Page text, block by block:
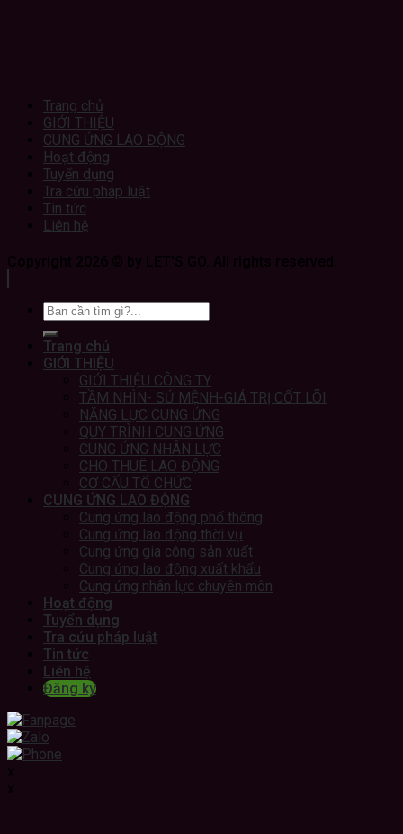
Trang chủ
GIỚI THIỆU
CUNG ỨNG LAO ĐỘNG
Hoạt động
Tuyển dụng
Tra cứu pháp luật
Tin tức
Liên hệ
Trang chủ
GIỚI THIỆU
GIỚI THIỆU CÔNG TY
TẦM NHÌN- SỨ MỆNH-GIÁ TRỊ CỐT LÕI
NĂNG LỰC CUNG ỨNG
QUY TRÌNH CUNG ỨNG
CUNG ỨNG NHÂN LỰC
CHO THUÊ LAO ĐỘNG
CƠ CẤU TỔ CHỨC
CUNG ỨNG LAO ĐỘNG
Cung ứng lao động phổ thông
Cung ứng lao động thời vụ
Cung ứng gia công sản xuất
Cung ứng lao động xuất khẩu
Cung ứng nhân lực chuyên môn
Hoạt động
Tuyển dụng
Tra cứu pháp luật
Tin tức
Liên hệ
Đăng ký